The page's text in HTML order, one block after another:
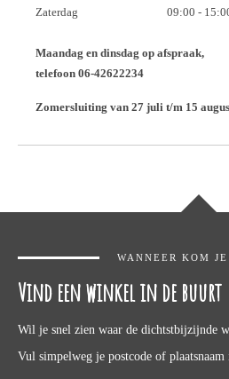
Zaterdag
09:00 -
Maandag en dinsdag op afspraak,
telefoon 06-42622234
Zomersluiting van 27 juli t/m 15
WANNEER KOM
Vind een winkel in de buurt
Wil je snel zien waar de dichtstbijzijnde
Vul simpelweg je postcode of plaatsnaam